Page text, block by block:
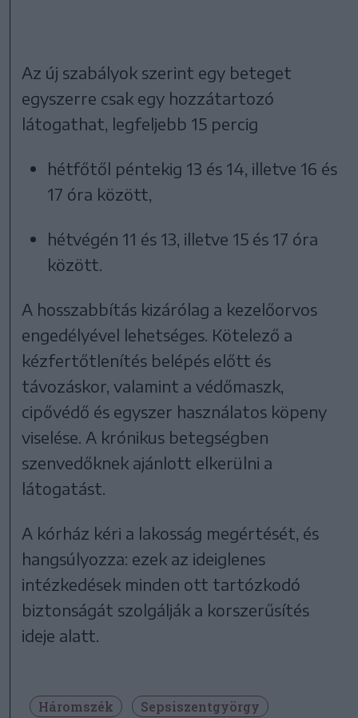
Az új szabályok szerint egy beteget
egyszerre csak egy hozzátartozó
látogathat, legfeljebb 15 percig
hétfőtől péntekig 13 és 14, illetve 16 és
17 óra között,
hétvégén 11 és 13, illetve 15 és 17 óra
között.
A hosszabbítás kizárólag a kezelőorvos
engedélyével lehetséges. Kötelező a
kézfertőtlenítés belépés előtt és
távozáskor, valamint a védőmaszk,
cipővédő és egyszer használatos köpeny
viselése. A krónikus betegségben
szenvedőknek ajánlott elkerülni a
látogatást.
A kórház kéri a lakosság megértését, és
hangsúlyozza: ezek az ideiglenes
intézkedések minden ott tartózkodó
biztonságát szolgálják a korszerűsítés
ideje alatt.
Háromszék
Sepsiszentgyörgy